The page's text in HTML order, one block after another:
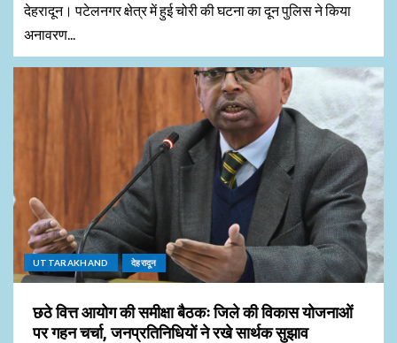
देहरादून। पटेलनगर क्षेत्र में हुई चोरी की घटना का दून पुलिस ने किया
अनावरण...
UTTARAKHAND देहरादून
छठे वित्त आयोग की समीक्षा बैठकः जिले की विकास योजनाओं
पर गहन चर्चा, जनप्रतिनिधियों ने रखे सार्थक सुझाव